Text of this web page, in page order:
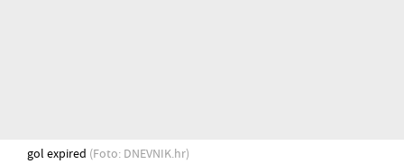
gol expired (Foto: DNEVNIK.hr)